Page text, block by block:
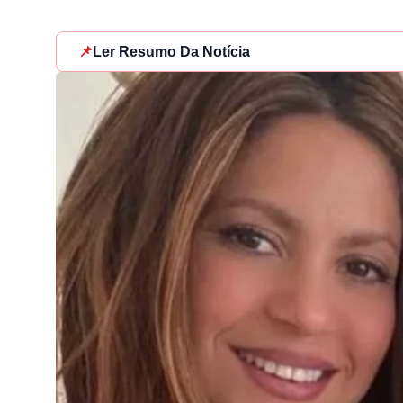
📌 Ler Resumo Da Notícia